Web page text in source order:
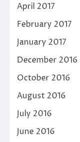
April 2017
February 2017
January 2017
December 2016
October 2016
August 2016
July 2016
June 2016